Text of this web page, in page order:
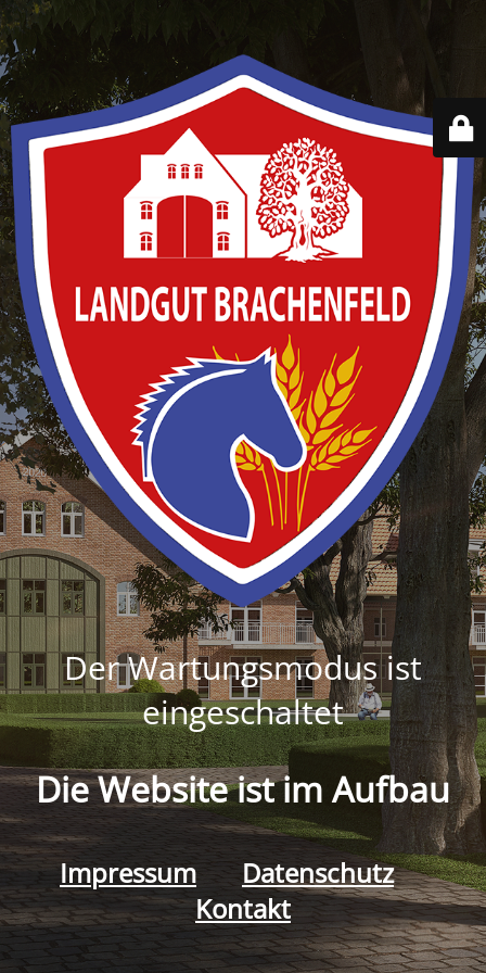
Der Wartungsmodus ist
eingeschaltet
Die Website ist im Aufbau
Impressum
Datenschutz
Kontakt